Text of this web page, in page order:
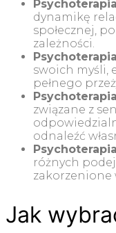
dynamikę
społecznej,
zależności.
swoich myśli,
pełnego
związane z
odnaleźć
różnych
zakorzenione
Jak